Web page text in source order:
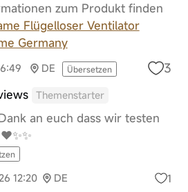
zum Produkt finden
Flügelloser Ventilator
Germany
DE Übersetzen 3
Themenstarter
an euch dass wir testen
12:20 DE 1